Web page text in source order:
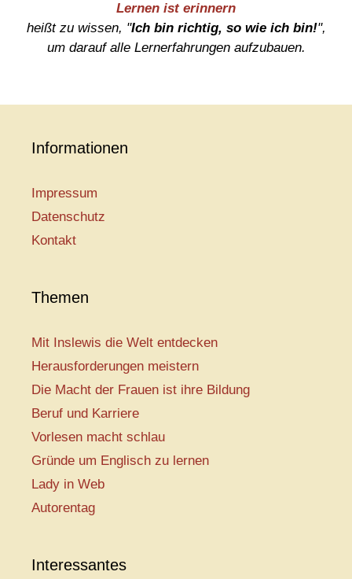
Lernen ist erinnern
heißt zu wissen, "Ich bin richtig, so wie ich bin!",
um darauf alle Lernerfahrungen aufzubauen.
Informationen
Impressum
Datenschutz
Kontakt
Themen
Mit Inslewis die Welt entdecken
Herausforderungen meistern
Die Macht der Frauen ist ihre Bildung
Beruf und Karriere
Vorlesen macht schlau
Gründe um Englisch zu lernen
Lady in Web
Autorentag
Interessantes